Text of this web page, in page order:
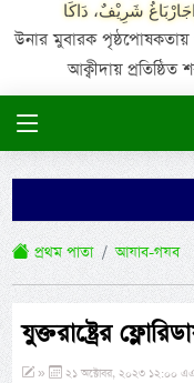
شَرِيْفٌ، دَاكَا
উনার মুবারক পৃষ্ঠপোষকতায়
আক্বীদায় প্রতিষ্ঠিত
প্রথম পাতা আযাব-গযব
যুক্তরাষ্ট্রের
» ২১ অক্টোবর, ২০২৩ ১২:০০